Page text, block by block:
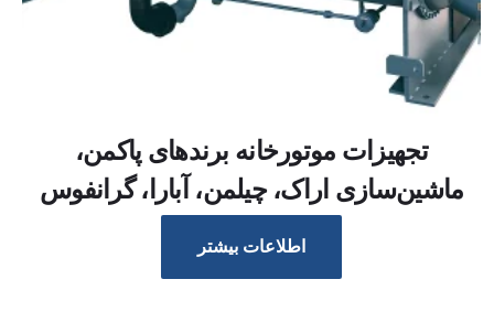
تجهیزات موتورخانه برند‌های پاکمن،
ماشین‌سازی اراک، چیلمن، آبارا، گرانفوس
اطلاعات بیشتر